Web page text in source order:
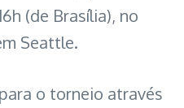
(de Brasília), no
Seattle.
o torneio através